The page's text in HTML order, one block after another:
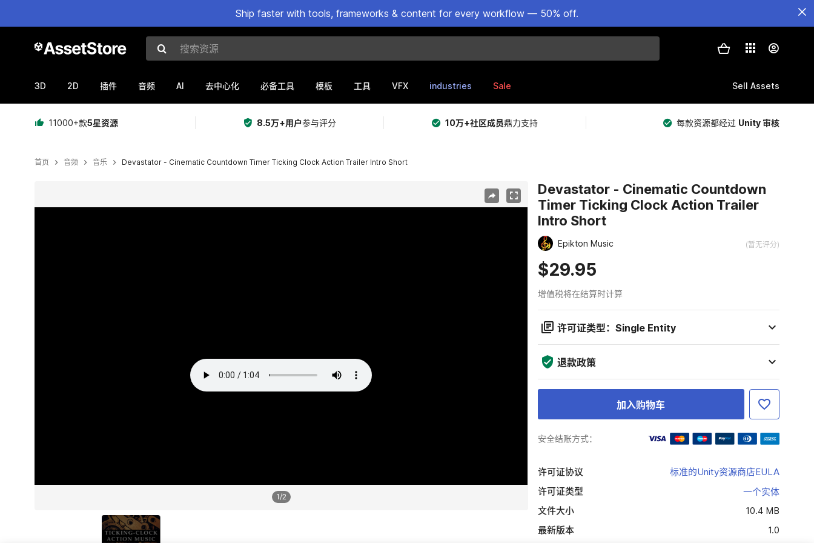
Ship faster with tools, frameworks & content for every workflow — 50% off.
搜索资源
3D 2D 插件 音频 AI 去中心化 必备工具 模板 工具 VFX industries Sale Sell Assets
11000+款5星资源 8.5万+用户参与评分 10万+社区成员鼎力支持 每款资源都经过 Unity 审核
首页 音频 音乐 Devastator - Cinematic Countdown Timer Ticking Clock Action Trailer Intro Short
1/2
Devastator - Cinematic Countdown
Timer Ticking Clock Action Trailer
Intro Short
Epikton Music (暂无评分)
$29.95
增值税将在结算时计算
许可证类型：Single Entity
退款政策
加入购物车
安全结账方式：
许可证协议
标准的Unity资源商店EULA
许可证类型
一个实体
文件大小
10.4 MB
最新版本
1.0